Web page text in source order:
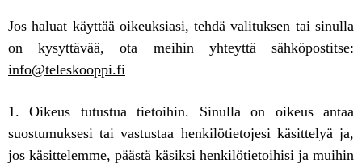
Jos haluat käyttää oikeuksiasi, tehdä valituksen tai sinulla
on kysyttävää, ota meihin yhteyttä sähköpostitse:
info@teleskooppi.fi
1. Oikeus tutustua tietoihin. Sinulla on oikeus antaa
suostumuksesi tai vastustaa henkilötietojesi käsittelyä ja,
jos käsittelemme, päästä käsiksi henkilötietoihisi ja muihin